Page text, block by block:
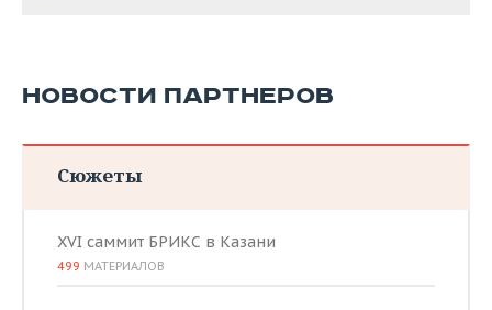
НОВОСТИ ПАРТНЕРОВ
Сюжеты
XVI саммит БРИКС в Казани
499 МАТЕРИАЛОВ